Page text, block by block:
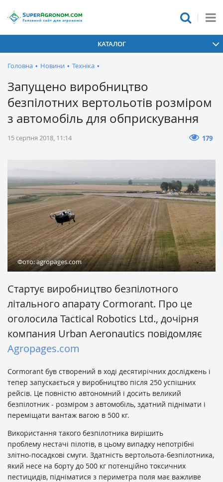
КАТАЛОГ
Головна • Новини • Техніка •
Запущено виробництво
безпілотних вертольотів розміром
з автомобіль для обприскування
15 серпня 2018, 11:14 179
Фото: agropages.com
Стартує виробництво безпілотного
літального апарату Cormorant. Про це
оголосила Tactical Robotics Ltd., дочірня
компания Urban Aeronautics повідомляє
Аgropages.com
Cormorant був створений в ході десятирічних досліджень і
тепер запускається у виробництво після 250 успішних
рейсів. Це повністю автономний і досить великий
безпілотник - розміром з автомобіль, здатний піднімати і
переміщати вантаж вагою в 500 кг.
Використання такого безпілотника вирішить
проблему нестачі пілотів, в цьому випадку непотрібні
злітно-посадкові смуги. Здатність вертольота-безпілотника,
який несе на борту до 500 кг потенційно токсичних
пестицидів, підніматися з периметра поля має важливе